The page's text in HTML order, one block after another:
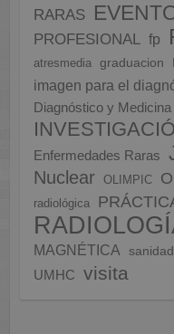
RARAS
PROFESIONAL fp
atresmedia
graduacion
imagen para el
Diagnóstico y
Enfermedades Raras
Nuclear
OLIMPIC
radiológica
MAGNÉTICA
sanidad
UMHC visita